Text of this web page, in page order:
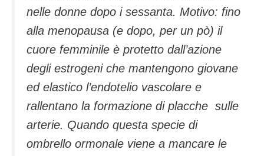
nelle donne dopo i sessanta. Motivo: fino
alla menopausa (e dopo, per un pò) il
cuore femminile è protetto dall’azione
degli estrogeni che mantengono giovane
ed elastico l’endotelio vascolare e
rallentano la formazione di placche sulle
arterie. Quando questa specie di
ombrello ormonale viene a mancare le